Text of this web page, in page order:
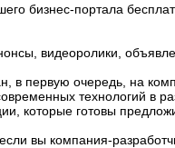
бизнес-портала
видеоролики,
в первую очередь, на
технологий в
готовы
вы компания-